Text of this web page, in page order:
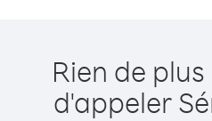
Rien de
d'appeler